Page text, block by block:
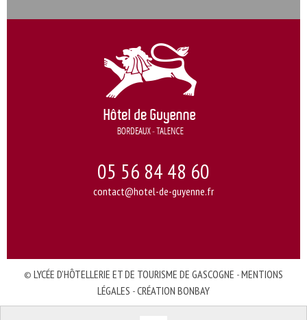
05 56 84 48 60
contact@hotel-de-guyenne.fr
© LYCÉE D’HÔTELLERIE ET DE TOURISME DE GASCOGNE -MENTIONS
LÉGALES -CRÉATION BONBAY